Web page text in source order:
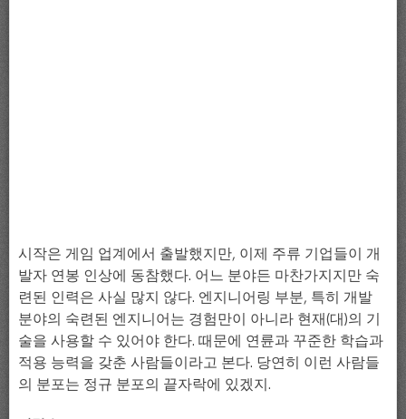
시작은 게임 업계에서 출발했지만, 이제 주류 기업들이 개
발자 연봉 인상에 동참했다. 어느 분야든 마찬가지지만 숙
련된 인력은 사실 많지 않다. 엔지니어링 부분, 특히 개발
분야의 숙련된 엔지니어는 경험만이 아니라 현재(대)의 기
술을 사용할 수 있어야 한다. 때문에 연륜과 꾸준한 학습과
적용 능력을 갖춘 사람들이라고 본다. 당연히 이런 사람들
의 분포는 정규 분포의 끝자락에 있겠지.